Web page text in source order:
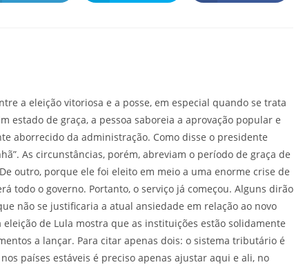
a eleição vitoriosa e a posse, em especial quando se trata
estado de graça, a pessoa saboreia a aprovação popular e
aborrecido da administração. Como disse o presidente
As circunstâncias, porém, abreviam o período de graça de
outro, porque ele foi eleito em meio a uma enorme crise de
todo o governo. Portanto, o serviço já começou. Alguns dirão
não se justificaria a atual ansiedade em relação ao novo
de Lula mostra que as instituições estão solidamente
a lançar. Para citar apenas dois: o sistema tributário é
países estáveis é preciso apenas ajustar aqui e ali, no